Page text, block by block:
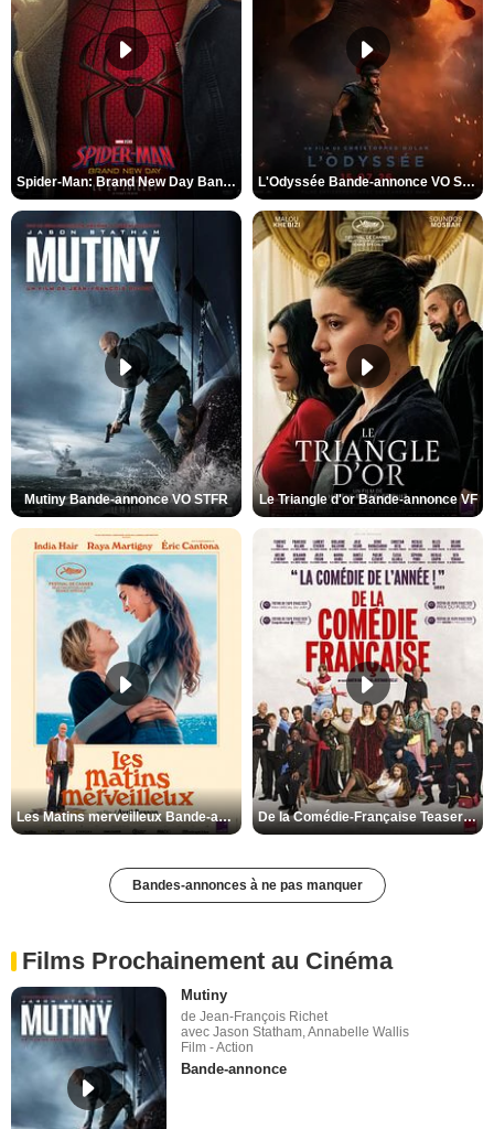
Spider-Man: Brand New Day Bande-annonce VO STFR L'Odyssée Bande-annonce VO STFR
Mutiny Bande-annonce VO STFR Le Triangle d'or Bande-annonce VF
Les Matins merveilleux Bande-annonce VF De la Comédie-Française Teaser VF
Bandes-annonces à ne pas manquer
Films Prochainement au Cinéma
Mutiny
de Jean-François Richet
avec Jason Statham, Annabelle Wallis
Film - Action
Bande-annonce